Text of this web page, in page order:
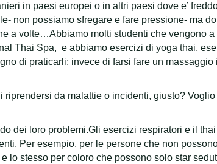
in paesi europei o in altri paesi dove e’
non possiamo sfregare e fare pressione- ma
a volte…Abbiamo molti studenti che vengono a
Thai Spa, e abbiamo esercizi di yoga thai,
di praticarli; invece di farsi fare un massaggio
da malattie o incidenti, giusto?
dei loro problemi.Gli esercizi respiratori e il
Per esempio, per le persone che non
lo stesso per coloro che possono solo star